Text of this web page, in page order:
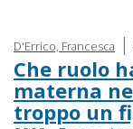
D'Errico, Francesca |
Che ruolo
materna
troppo un